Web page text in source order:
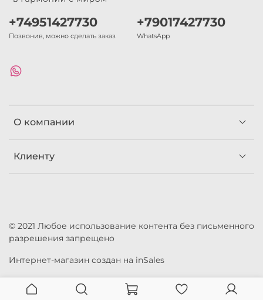
О компании
Клиенту
+74951427730
Позвонив, можно сделать заказ
+79017427730
WhatsApp
© 2021 Любое использование контента без письменного
разрешения запрещено
Интернет-магазин создан на inSales